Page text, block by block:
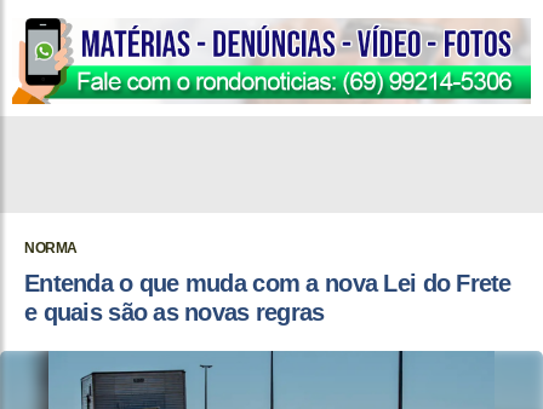
NORMA
Entenda o que muda com a nova Lei do Frete
e quais são as novas regras